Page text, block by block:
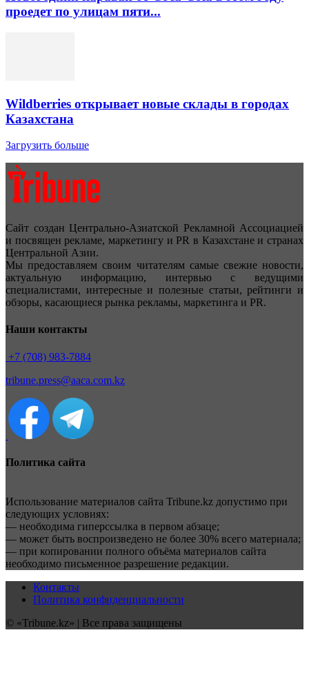
проедет по улицам пяти...
Wildberries открывает новые склады в городах
Казахстана
Загрузить больше
Сайт создан Центрально-Азиатской Рекламной Ассоциацией
и посвящен рекламе, маркетингу и PR в Казахстане и странах
Центральной Азии.
Мы предоставляем своим читателям самые свежие новости,
актуальную информацию, интервью с ведущими
специалистами, интересные и полезные статьи, рейтинги и
обзоры, касающиеся рынка рекламы, маркетинга и PR.
Наши контакты
+7 (708) 983-7884
tribune.press@aaca.com.kz
Политика сайта
Использование материалов сайта Tribune.kz допустимо при
следующих условиях:
— необходима гиперссылка в первом абзаце;
— может быть воспроизведено не более 30% всего материала;
— при копировании полного объёма материалов сайта
необходимо письменное разрешение редакции.
Контакты
Политика конфиденциальности
© «Tribune.kz» | Все права защищены